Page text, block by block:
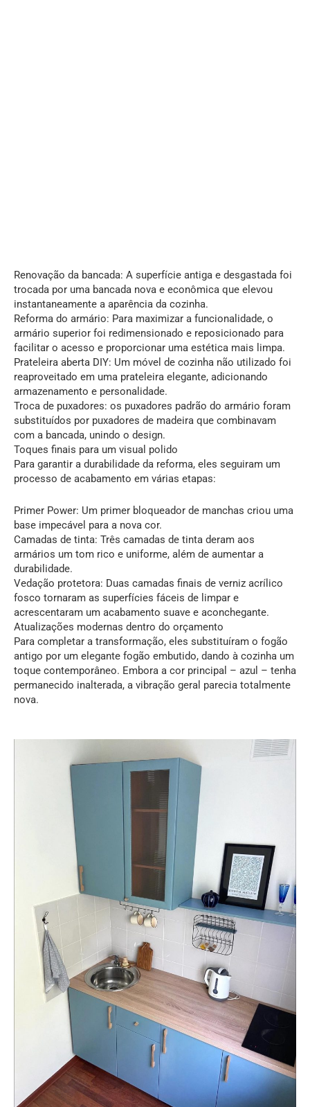
Renovação da bancada: A superfície antiga e desgastada foi
trocada por uma bancada nova e econômica que elevou
instantaneamente a aparência da cozinha.
Reforma do armário: Para maximizar a funcionalidade, o
armário superior foi redimensionado e reposicionado para
facilitar o acesso e proporcionar uma estética mais limpa.
Prateleira aberta DIY: Um móvel de cozinha não utilizado foi
reaproveitado em uma prateleira elegante, adicionando
armazenamento e personalidade.
Troca de puxadores: os puxadores padrão do armário foram
substituídos por puxadores de madeira que combinavam
com a bancada, unindo o design.
Toques finais para um visual polido
Para garantir a durabilidade da reforma, eles seguiram um
processo de acabamento em várias etapas:
Primer Power: Um primer bloqueador de manchas criou uma
base impecável para a nova cor.
Camadas de tinta: Três camadas de tinta deram aos
armários um tom rico e uniforme, além de aumentar a
durabilidade.
Vedação protetora: Duas camadas finais de verniz acrílico
fosco tornaram as superfícies fáceis de limpar e
acrescentaram um acabamento suave e aconchegante.
Atualizações modernas dentro do orçamento
Para completar a transformação, eles substituíram o fogão
antigo por um elegante fogão embutido, dando à cozinha um
toque contemporâneo. Embora a cor principal – azul – tenha
permanecido inalterada, a vibração geral parecia totalmente
nova.